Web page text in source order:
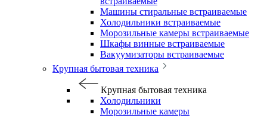
Машины стиральные встраиваемые
Холодильники встраиваемые
Морозильные камеры встраиваемые
Шкафы винные встраиваемые
Вакуумизаторы встраиваемые
Крупная бытовая техника
Крупная бытовая техника
Холодильники
Морозильные камеры